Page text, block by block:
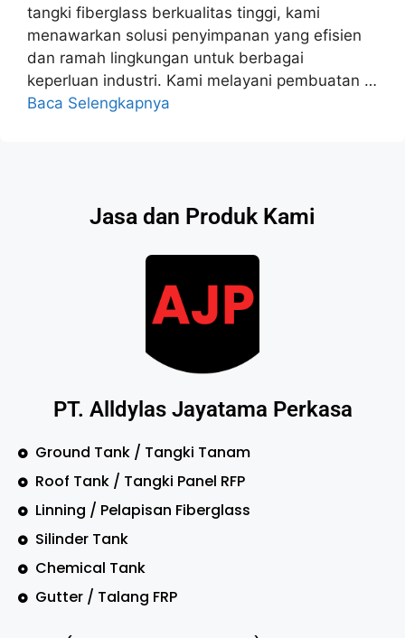
tangki fiberglass berkualitas tinggi, kami
menawarkan solusi penyimpanan yang efisien
dan ramah lingkungan untuk berbagai
keperluan industri. Kami melayani pembuatan …
Baca Selengkapnya
Jasa dan Produk Kami
PT. Alldylas Jayatama Perkasa
Ground Tank / Tangki Tanam
Roof Tank / Tangki Panel RFP
Linning / Pelapisan Fiberglass
Silinder Tank
Chemical Tank
Gutter / Talang FRP